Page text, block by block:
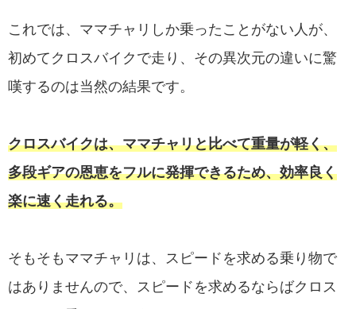
これでは、ママチャリしか乗ったことがない人が、
初めてクロスバイクで走り、その異次元の違いに驚
嘆するのは当然の結果です。
クロスバイクは、ママチャリと比べて重量が軽く、
多段ギアの恩恵をフルに発揮できるため、効率良く
楽に速く走れる。
そもそもママチャリは、スピードを求める乗り物で
はありませんので、スピードを求めるならばクロス